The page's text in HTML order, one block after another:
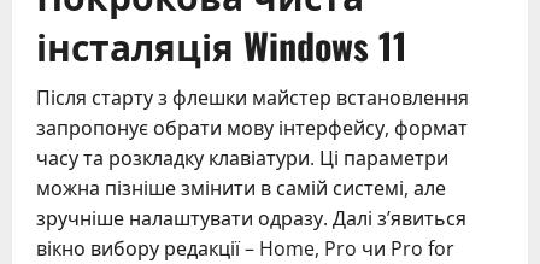
інсталяція Windows 11
Після старту з флешки майстер встановлення
запропонує обрати мову інтерфейсу, формат
часу та розкладку клавіатури. Ці параметри
можна пізніше змінити в самій системі, але
зручніше налаштувати одразу. Далі з’явиться
вікно вибору редакції – Home, Pro чи Pro for